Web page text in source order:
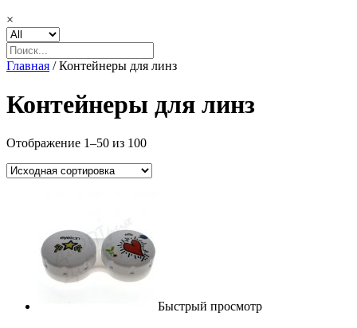
×
Главная / Контейнеры для линз
Контейнеры для линз
Отображение 1–50 из 100
Быстрый просмотр